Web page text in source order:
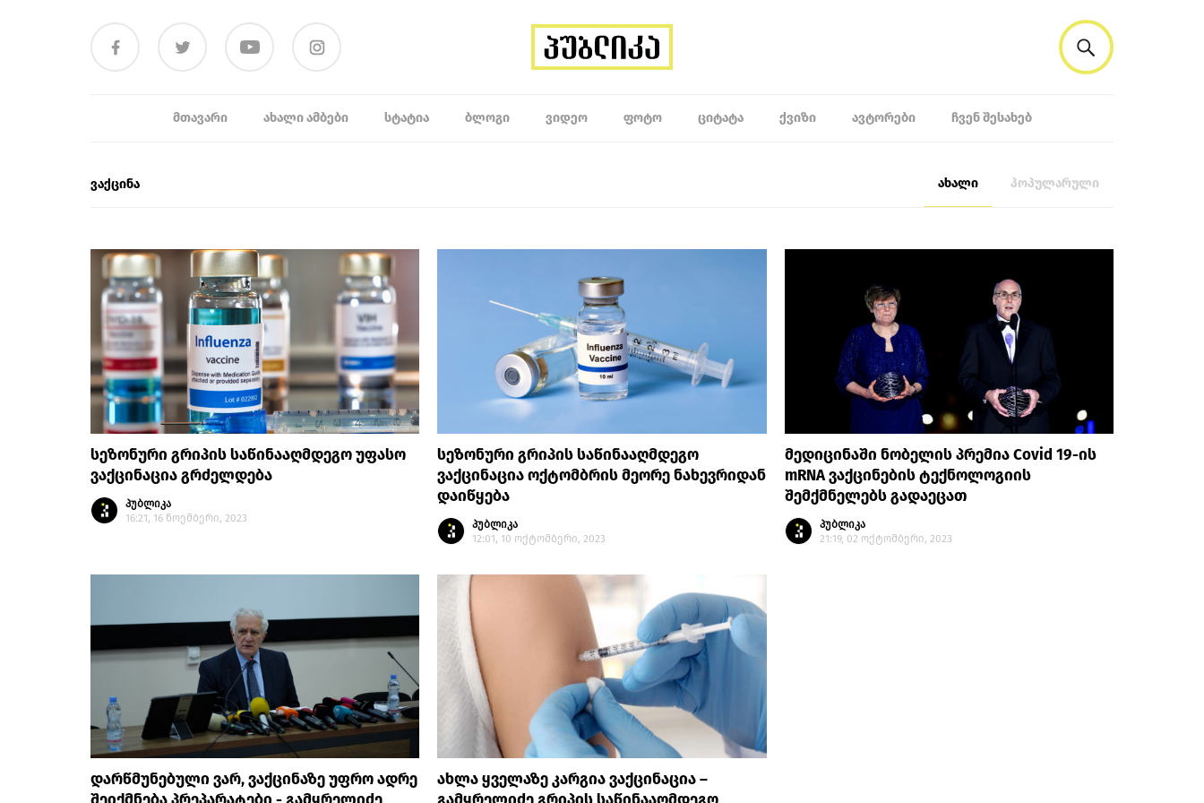
ᲛᲗᲐᲕᲐᲠᲘ ᲐᲮᲐᲚᲘ ᲐᲛᲑᲔᲑᲘ ᲡᲢᲐᲢᲘᲐ ᲑᲚᲝᲒᲘ ᲕᲘᲓᲔᲝ ᲤᲝᲢᲝ ᲪᲘᲢᲐᲢᲐ ᲥᲕᲘᲖᲘ ᲐᲕᲢᲝᲠᲔᲑᲘ ᲩᲕᲔᲜ ᲨᲔᲡᲐᲮᲔᲑ
ვაქცინა ახალი პოპულარული
სეზონური გრიპის საწინააღმდეგო უფასო
ვაქცინაცია გრძელდება
პუბლიკა
16:21, 16 ნოემბერი, 2023
სეზონური გრიპის საწინააღმდეგო
ვაქცინაცია ოქტომბრის მეორე ნახევრიდან
დაიწყება
პუბლიკა
12:01, 10 ოქტომბერი, 2023
მედიცინაში ნობელის პრემია Covid 19-ის
mRNA ვაქცინების ტექნოლოგიის
შემქმნელებს გადაეცათ
პუბლიკა
21:19, 02 ოქტომბერი, 2023
დარწმუნებული ვარ, ვაქცინაზე უფრო ადრე
ახლა ყველაზე კარგია ვაქცინაცია –